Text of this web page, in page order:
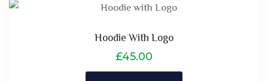
Hoodie With Logo
£45.00